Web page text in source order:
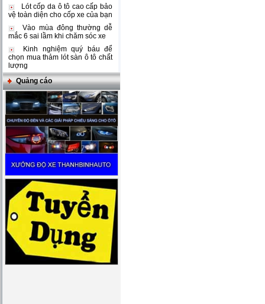
Lót cốp da ô tô cao cấp bảo
vệ toàn diện cho cốp xe của bạn
Vào mùa đông thường dễ
mắc 6 sai lầm khi chăm sóc xe
Kinh nghiệm quý báu để
chọn mua thảm lót sàn ô tô chất
lượng
Quảng cáo